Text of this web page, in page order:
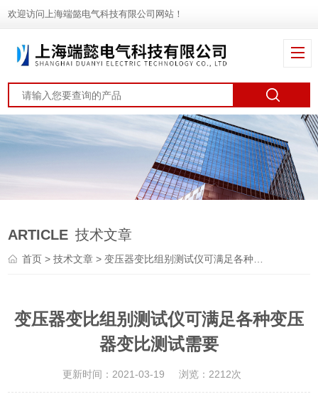
欢迎访问上海端懿电气科技有限公司网站！
ARTICLE 技术文章
首页 >技术文章 > 变压器变比组别测试仪可满足各种变压器变比测试需要
变压器变比组别测试仪可满足各种变压
器变比测试需要
更新时间：2021-03-19 浏览：2212次